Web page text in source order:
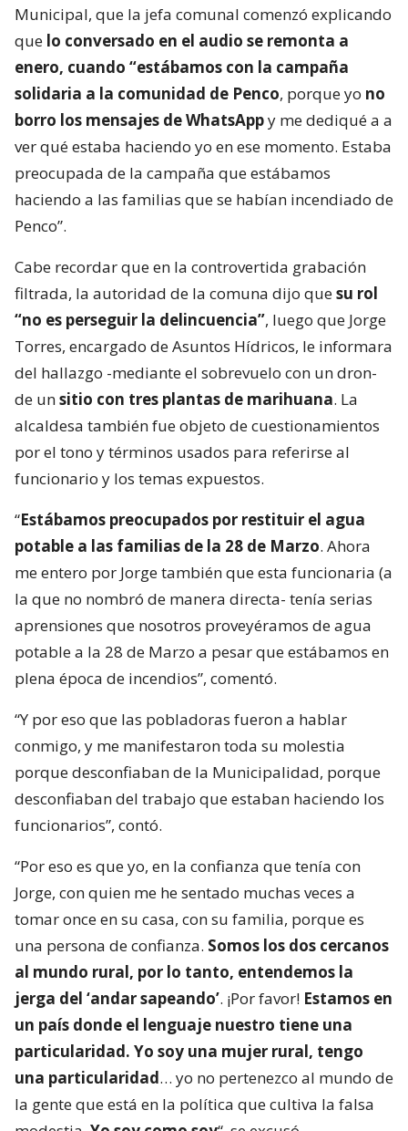
Municipal, que la jefa comunal comenzó explicando
que lo conversado en el audio se remonta a
enero, cuando “estábamos con la campaña
solidaria a la comunidad de Penco, porque yo no
borro los mensajes de WhatsAppy me dediqué a a
ver qué estaba haciendo yo en ese momento. Estaba
preocupada de la campaña que estábamos
haciendo a las familias que se habían incendiado de
Penco”.
Cabe recordar que en la controvertida grabación
filtrada, la autoridad de la comuna dijo quesu rol
“no es perseguir la delincuencia”, luego que Jorge
Torres, encargado de Asuntos Hídricos, le informara
del hallazgo -mediante el sobrevuelo con un dron-
de unsitio con tres plantas de marihuana. La
alcaldesa también fue objeto de cuestionamientos
por el tono y términos usados para referirse al
funcionario y los temas expuestos.
“Estábamos preocupados por restituir el agua
potable a las familias de la 28 de Marzo. Ahora
me entero por Jorge también que esta funcionaria (a
la que no nombró de manera directa- tenía serias
aprensiones que nosotros proveyéramos de agua
potable a la 28 de Marzo a pesar que estábamos en
plena época de incendios”, comentó.
“Y por eso que las pobladoras fueron a hablar
conmigo, y me manifestaron toda su molestia
porque desconfiaban de la Municipalidad, porque
desconfiaban del trabajo que estaban haciendo los
funcionarios”, contó.
“Por eso es que yo, en la confianza que tenía con
Jorge, con quien me he sentado muchas veces a
tomar once en su casa, con su familia, porque es
una persona de confianza. Somos los dos cercanos
al mundo rural, por lo tanto, entendemos la
jerga del ‘andar sapeando’. ¡Por favor! Estamos en
un país donde el lenguaje nuestro tiene una
particularidad. Yo soy una mujer rural, tengo
una particularidad… yo no pertenezco al mundo de
la gente que está en la política que cultiva la falsa